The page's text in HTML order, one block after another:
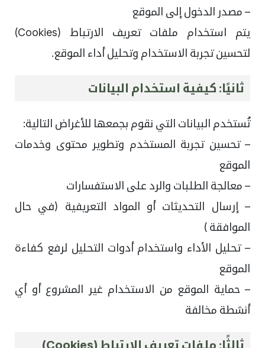
– مصدر الدخول إلى الموقع
يتم استخدام ملفات تعريف الارتباط (Cookies)
لتحسين تجربة الاستخدام وتحليل أداء الموقع.
ثانيًا: كيفية استخدام البيانات
تُستخدم البيانات التي نقوم بجمعها للأغراض التالية:
– تحسين تجربة المستخدم وتطوير محتوى وخدمات
الموقع
– معالجة الطلبات والرد على الاستفسارات
– إرسال التحديثات أو المواد التعريفية (في حال
الموافقة )
– تحليل الأداء واستخدام أدوات التحليل لرفع كفاءة
الموقع
– حماية الموقع من الاستخدام غير المشروع أو أي
أنشطة مخالفة
ثالثًا: ملفات تعريف الارتباط (Cookies)